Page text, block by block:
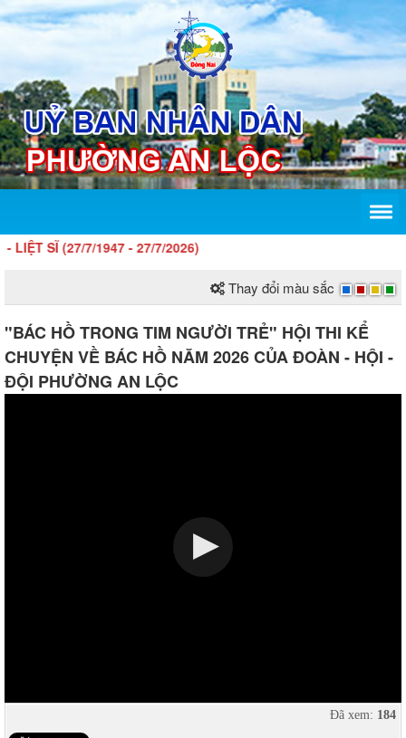
(27/7/1947 - 27/7/2026)
Thay đổi màu sắc
"BÁC HỒ TRONG TIM NGƯỜI TRẺ" HỘI THI KỂ
CHUYỆN VỀ BÁC HỒ NĂM 2026 CỦA ĐOÀN - HỘI -
ĐỘI PHƯỜNG AN LỘC
Đã xem: 184